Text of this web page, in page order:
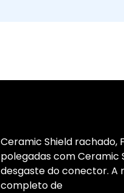
Ceramic Shield rachado,
polegadas com Ceramic
desgaste do conector.
completo de